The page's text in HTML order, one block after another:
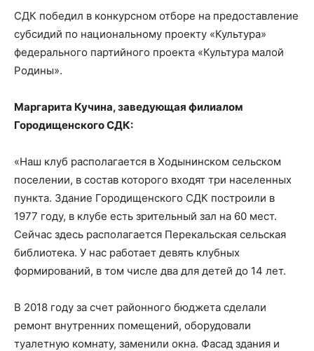
СДК победил в конкурсном отборе на предоставление
субсидий по национальному проекту «Культура»
федерального партийного проекта «Культура малой
Родины».
Маргарита Кучина, заведующая филиалом
Городищенского СДК:
«Наш клуб располагается в Ходынинском сельском
поселении, в состав которого входят три населенных
пункта. Здание Городищенского СДК построили в
1977 году, в клубе есть зрительный зал на 60 мест.
Сейчас здесь располагается Перекальская сельская
библиотека. У нас работает девять клубных
формирований, в том числе два для детей до 14 лет.
В 2018 году за счет районного бюджета сделали
ремонт внутренних помещений, оборудовали
туалетную комнату, заменили окна. Фасад здания и